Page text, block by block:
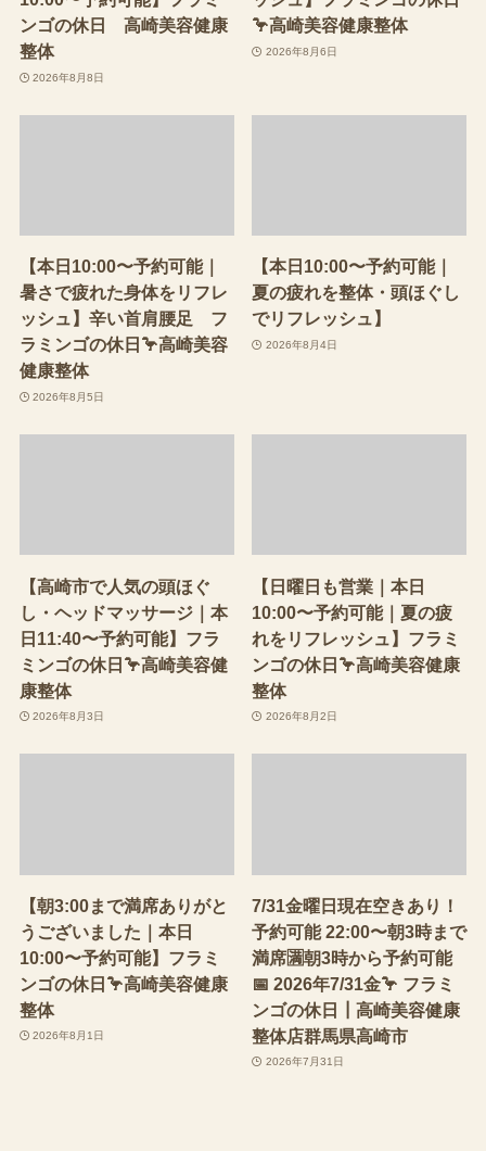
ンゴの休日 高崎美容健康
整体
2026年8月8日
🦩高崎美容健康整体
2026年8月6日
【本日10:00〜予約可能｜
暑さで疲れた身体をリフレ
ッシュ】辛い首肩腰足 フ
ラミンゴの休日🦩高崎美容
健康整体
2026年8月5日
【本日10:00〜予約可能｜
夏の疲れを整体・頭ほぐし
でリフレッシュ】
2026年8月4日
【高崎市で人気の頭ほぐ
し・ヘッドマッサージ｜本
日11:40〜予約可能】フラ
ミンゴの休日🦩高崎美容健
康整体
2026年8月3日
【日曜日も営業｜本日
10:00〜予約可能｜夏の疲
れをリフレッシュ】フラミ
ンゴの休日🦩高崎美容健康
整体
2026年8月2日
【朝3:00まで満席ありがと
うございました｜本日
10:00〜予約可能】フラミ
ンゴの休日🦩高崎美容健康
整体
2026年8月1日
7/31金曜日現在空きあり！
予約可能 22:00〜朝3時まで
満席🈵朝3時から予約可能
📅 2026年7/31金🦩 フラミ
ンゴの休日┃高崎美容健康
整体店群馬県高崎市
2026年7月31日